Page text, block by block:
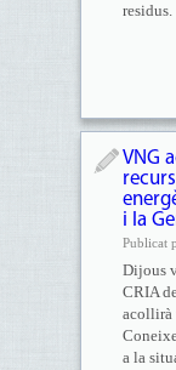
residus.
VNG
i la
Publicat
Dijous
CRIA
acollirà
a la